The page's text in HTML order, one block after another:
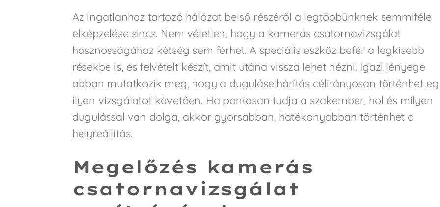
Az ingatlanhoz tartozó hálózat belső részéről a legtöbbünknek semmiféle
elképzelése sincs. Nem véletlen, hogy a kamerás csatornavizsgálat
hasznosságához kétség sem férhet. A speciális eszköz befér a legkisebb
résekbe is, és felvételt készít, amit utána vissza lehet nézni. Igazi lényege
abban mutatkozik meg, hogy a duguláselhárítás célirányosan történhet
ilyen vizsgálatot követően. Ha pontosan tudja a szakember, hol és milyen
dugulással van dolga, akkor gyorsabban, hatékonyabban történhet a
helyreállítás.
Megelőzés kamerás
csatornavizsgálat